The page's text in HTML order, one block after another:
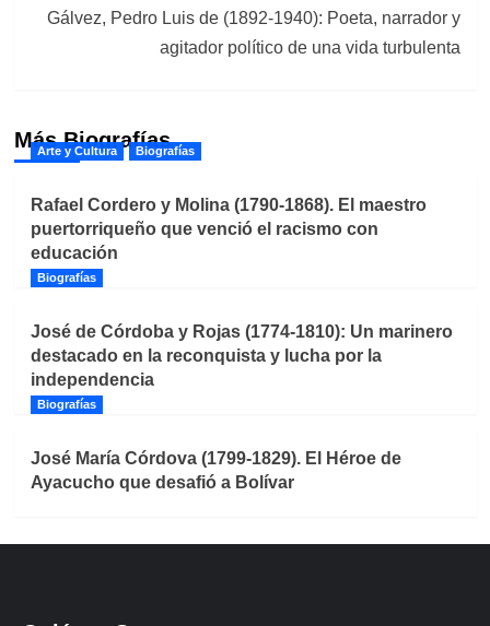
Gálvez, Pedro Luis de (1892-1940): Poeta, narrador y
agitador político de una vida turbulenta
Más Biografías
Arte y Cultura Biografías
Rafael Cordero y Molina (1790-1868). El maestro
puertorriqueño que venció el racismo con
educación
Biografías
José de Córdoba y Rojas (1774-1810): Un marinero
destacado en la reconquista y lucha por la
independencia
Biografías
José María Córdova (1799-1829). El Héroe de
Ayacucho que desafió a Bolívar